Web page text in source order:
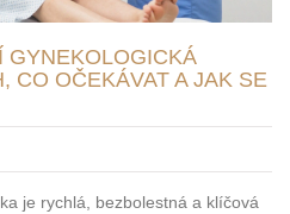
GYNEKOLOGICKÁ
CO OČEKÁVAT A JAK SE
je rychlá, bezbolestná a klíčová